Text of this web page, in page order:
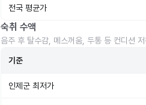
전국 평균가
숙취 수액
음주 후 탈수감, 메스꺼움, 두통 등 컨디션
기준
인제군 최저가